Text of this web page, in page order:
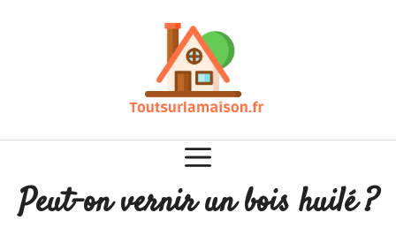
Peut-on vernir un bois huilé ?